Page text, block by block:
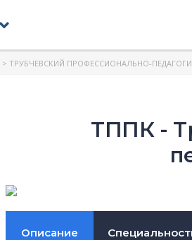
> ТРУБЧЕВСКИЙ ПРОФЕССИОНАЛЬНО-
ТППК -
Описание